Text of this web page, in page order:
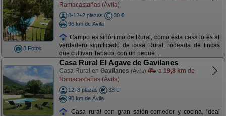
8 Fotos
Ramacastañas (Ávila)
8-12+2 plazas
30 €
96 km de Ávila
Campo es sinónimo de Rural, como esta casa lo es al
verdadero significado de casa Rural, rodeada de fincas
que cultivan Tabaco, con un peque ...
Casa Rural El Agave de Gavilanes
Casa Rural en Gavilanes (Ávila) a 19,8 km de
Ramacastañas (Ávila)
12+3 plazas
33 €
98 km de Ávila
Casa rural con gran salón-comedor y cocina, ideal